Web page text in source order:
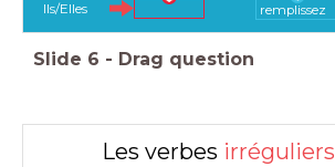
Ils/Elles
remplissez
Slide 6 - Drag question
Les verbes irréguliers